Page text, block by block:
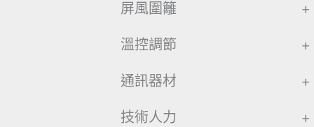
屏風圍籬 +
溫控調節 +
通訊器材 +
技術人力 +